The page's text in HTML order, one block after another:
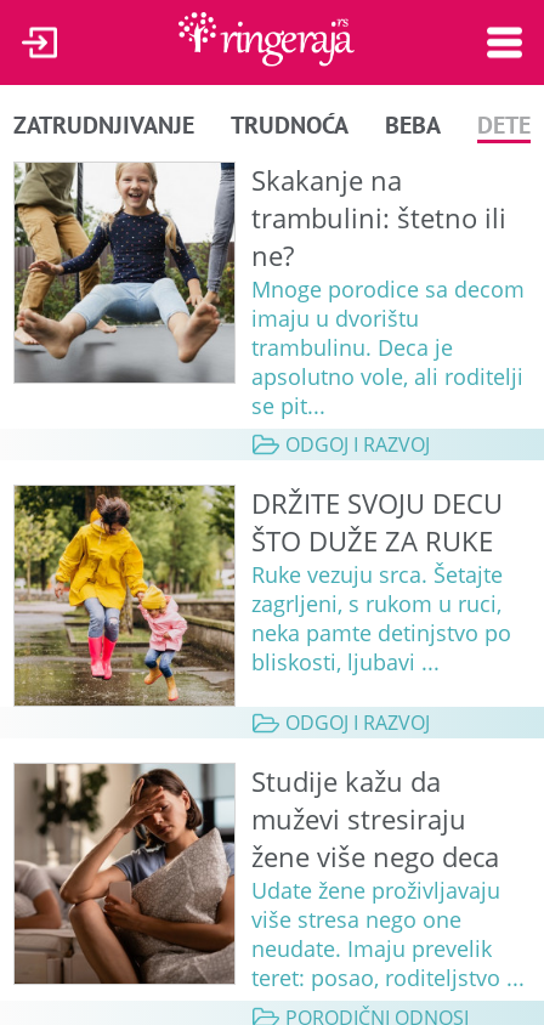
ZATRUDNJIVANJE TRUDNOĆA BEBA DETE
Skakanje na
trambulini: štetno ili
ne?
Mnoge porodice sa decom
imaju u dvorištu
trambulinu. Deca je
apsolutno vole, ali roditelji
se pit...
ODGOJ I RAZVOJ
DRŽITE SVOJU DECU
ŠTO DUŽE ZA RUKE
Ruke vezuju srca. Šetajte
zagrljeni, s rukom u ruci,
neka pamte detinjstvo po
bliskosti, ljubavi ...
ODGOJ I RAZVOJ
Studije kažu da
muževi stresiraju
žene više nego deca
Udate žene proživljavaju
više stresa nego one
neudate. Imaju prevelik
teret: posao, roditeljstvo ...
PORODIČNI ODNOSI